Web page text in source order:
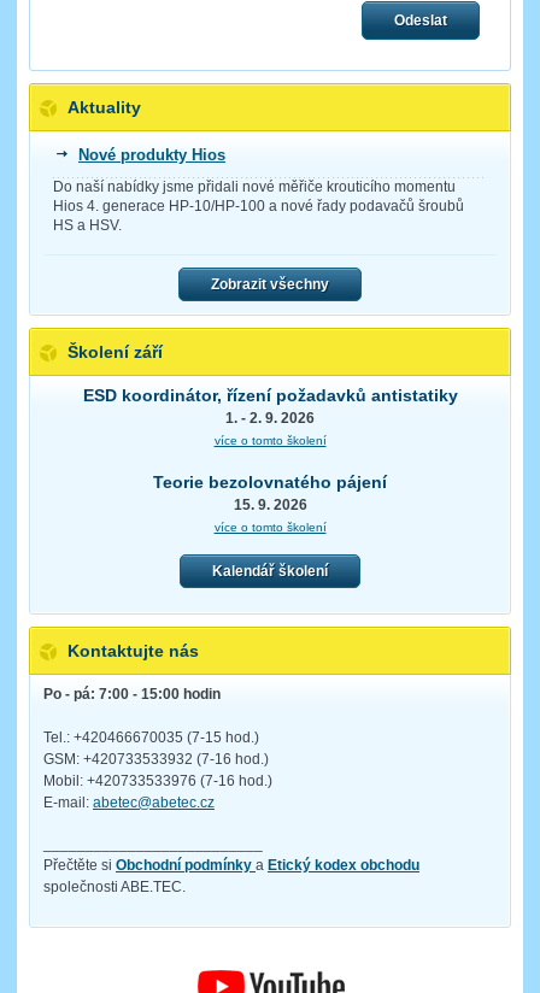
Odeslat
Aktuality
Nové produkty Hios
Do naší nabídky jsme přidali nové měřiče krouticího momentu
Hios 4. generace HP-10/HP-100 a nové řady podavačů šroubů
HS a HSV.
Zobrazit všechny
Školení září
ESD koordinátor, řízení požadavků antistatiky
1. - 2. 9. 2026
více o tomto školení
Teorie bezolovnatého pájení
15. 9. 2026
více o tomto školení
Kalendář školení
Kontaktujte nás
Po - pá: 7:00 - 15:00 hodin
Tel.: +420466670035 (7-15 hod.)
GSM: +420733533932 (7-16 hod.)
Mobil: +420733533976 (7-16 hod.)
E-mail: abetec@abetec.cz
Přečtěte si Obchodní podmínky a Etický kodex obchodu
společnosti ABE.TEC.